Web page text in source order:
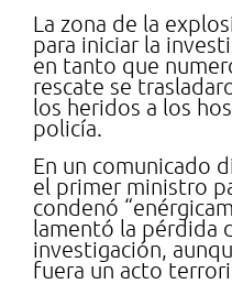
La zona de la
para iniciar la
en tanto que
rescate se
los heridos a los
policía.
En un comunicado
el primer ministro
condenó
lamentó la pérdida
investigación,
fuera un acto